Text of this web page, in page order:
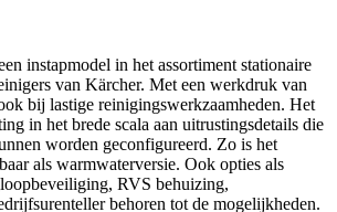
instapmodel in het assortiment stationaire
van Kärcher. Met een werkdruk van
bij lastige reinigingswerkzaamheden. Het
in het brede scala aan uitrustingsdetails die
worden geconfigureerd. Zo is het
als warmwaterversie. Ook opties als
RVS behuizing,
behoren tot de mogelijkheden.